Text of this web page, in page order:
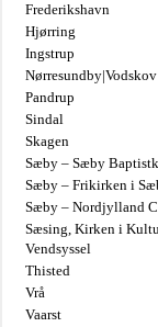
Frederikshavn
Hjørring
Ingstrup
Pandrup
Sindal
Skagen
Sæby – Sæby
Sæby – Frikirken i
Sæby – Nordjylland
Sæsing, Kirken i
Vendsyssel
Thisted
Vrå
Vaarst